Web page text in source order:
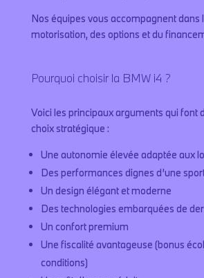
Nos équipes vous accompagnent dans
motorisation, des options et du
Pourquoi choisir la BMW i4 ?
Voici les principaux arguments qui font
choix stratégique :
Une autonomie élevée adaptée aux
Des performances dignes d’une
Un design élégant et moderne
Des technologies embarquées de
Un confort premium
Une fiscalité avantageuse (bonus
conditions)